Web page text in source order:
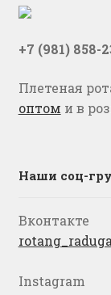
+7 (981) 858-
Плетеная
оптом и в
Наши соц-
Вконтакте
Instagram